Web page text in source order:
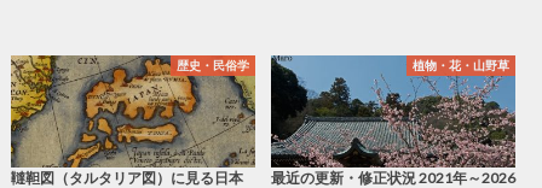
歴史・民俗学
韃靼図（タルタリア図）に見る日本
植物・花・山野草
最近の更新・修正状況 2021年～2026